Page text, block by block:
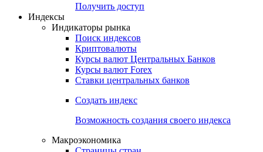
Получить доступ
Индексы
Индикаторы рынка
Поиск индексов
Криптовалюты
Курсы валют Центральных Банков
Курсы валют Forex
Ставки центральных банков
Создать индекс
Возможность создания своего индекса
Макроэкономика